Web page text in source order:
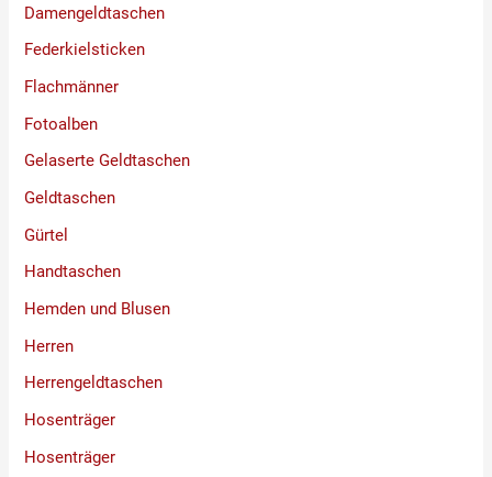
Damengeldtaschen
Federkielsticken
Flachmänner
Fotoalben
Gelaserte Geldtaschen
Geldtaschen
Gürtel
Handtaschen
Hemden und Blusen
Herren
Herrengeldtaschen
Hosenträger
Hosenträger